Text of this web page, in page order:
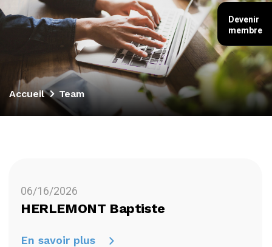
Accueil Team
06/16/2026
HERLEMONT Baptiste
En savoir plus
Devenir
membre